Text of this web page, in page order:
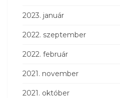
2023. január
2022. szeptember
2022. február
2021. november
2021. október